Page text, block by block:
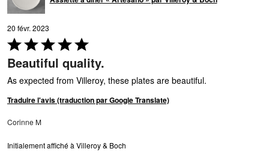
20 févr. 2023
Coté
5 sur
5
Beautiful quality.
As expected from Villeroy, these plates are beautiful.
Traduire l'avis (traduction par Google Translate)
Corinne M
Initialement affiché à Villeroy & Boch